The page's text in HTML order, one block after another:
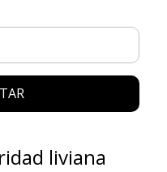
liviana